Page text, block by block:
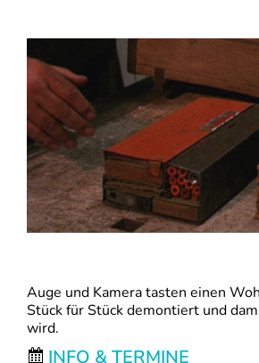
Auge und Kamera tasten einen
Stück für Stück demontiert und
wird.
INFO & TERMINE